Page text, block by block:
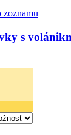
zoznamu
s